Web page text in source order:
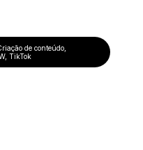
de conteúdo
,TikTok